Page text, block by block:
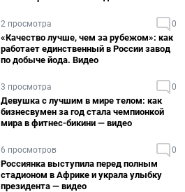
2 просмотра 0
«Качество лучше, чем за рубежом»: как
работает единственный в России завод
по добыче йода. Видео
3 просмотра 0
Девушка с лучшим в мире телом: как
бизнесвумен за год стала чемпионкой
мира в фитнес-бикини — видео
6 просмотров 0
Россиянка выступила перед полным
стадионом в Африке и украла улыбку
президента — видео